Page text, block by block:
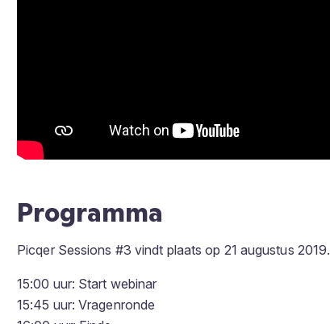
Programma
Picqer Sessions #3 vindt plaats op 21 augustus 2019.
15:00 uur: Start webinar
15:45 uur: Vragenronde